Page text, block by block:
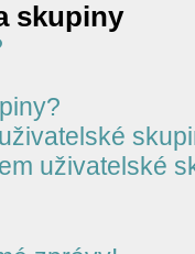
skupiny
uživatelské